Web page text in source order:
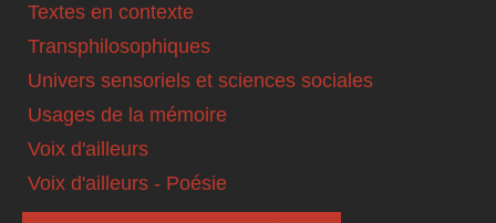
Textes en contexte
Transphilosophiques
Univers sensoriels et sciences sociales
Usages de la mémoire
Voix d'ailleurs
Voix d'ailleurs - Poésie